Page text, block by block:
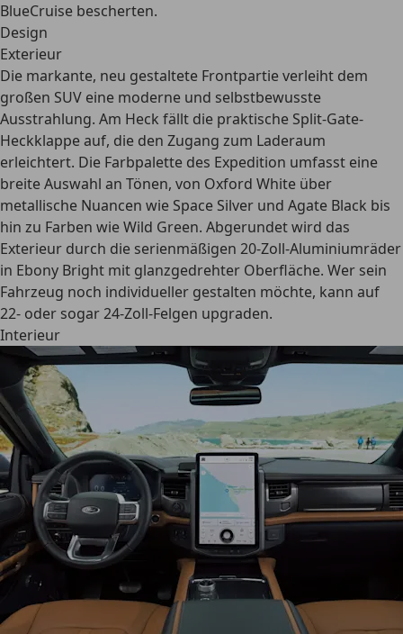
BlueCruise bescherten.
Design
Exterieur
Die markante, neu gestaltete Frontpartie verleiht dem
großen SUV eine moderne und selbstbewusste
Ausstrahlung. Am Heck fällt die praktische Split-Gate-
Heckklappeauf, die den Zugang zum Laderaum
erleichtert. Die Farbpalette des Expedition umfasst eine
breite Auswahl an Tönen, von Oxford White über
metallische Nuancen wie Space Silver und Agate Black bis
hin zu Farben wie Wild Green. Abgerundet wird das
Exterieur durch die serienmäßigen 20-Zoll-Aluminiumräder
in Ebony Bright mit glanzgedrehter Oberfläche. Wer sein
Fahrzeug noch individueller gestalten möchte, kann auf
22- oder sogar 24-Zoll-Felgen upgraden.
Interieur